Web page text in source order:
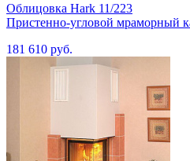
Облицовка Hark 11/223
Пристенно-угловой мраморный
181 610 руб.